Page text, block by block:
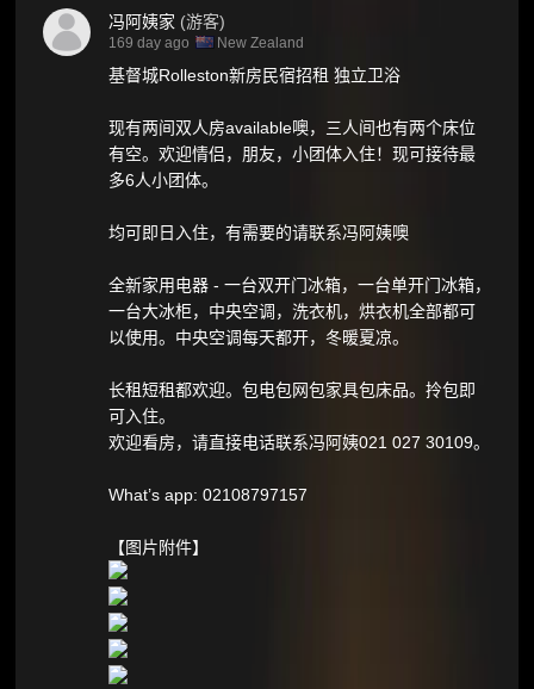
冯阿姨家 (游客)
169 day ago New Zealand
基督城Rolleston新房民宿招租 独立卫浴
现有两间双人房available噢，三人间也有两个床位
有空。欢迎情侣，朋友，小团体入住！现可接待最
多6人小团体。
均可即日入住，有需要的请联系冯阿姨噢
全新家用电器 - 一台双开门冰箱，一台单开门冰箱，
一台大冰柜，中央空调，洗衣机，烘衣机全部都可
以使用。中央空调每天都开，冬暖夏凉。
长租短租都欢迎。包电包网包家具包床品。拎包即
可入住。
欢迎看房，请直接电话联系冯阿姨021 027 30109。
What’s app: 02108797157
【图片附件】